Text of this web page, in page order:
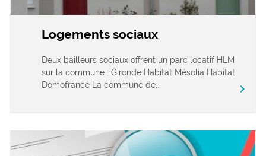
Logements sociaux
Deux bailleurs sociaux offrent un parc locatif HLM
sur la commune : Gironde Habitat Mésolia Habitat
Domofrance La commune de...
chevron_right